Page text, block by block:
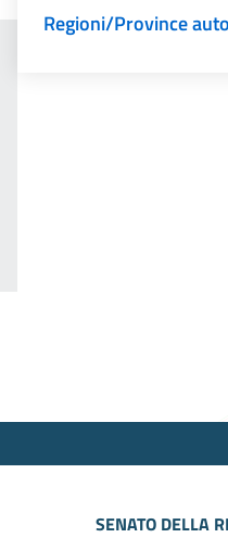
Regioni/Province
SENATO DELLA